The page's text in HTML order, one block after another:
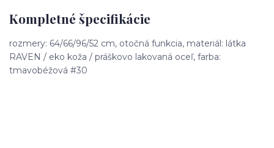
Kompletné špecifikácie
rozmery: 64/66/96/52 cm, otočná funkcia, materiál: látka
RAVEN / eko koža / práškovo lakovaná oceľ, farba:
tmavobéžová #30